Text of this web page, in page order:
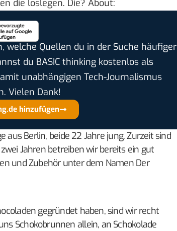
die loslegen. Die? About:
welche Quellen du in der Suche häufiger
du BASIC thinking kostenlos als
unabhängigen Tech-Journalismus
Vielen Dank!
hinzufügen
aus Berlin, beide 22 Jahre jung. Zurzeit sind
Jahren betreiben wir bereits ein gut
und Zubehör unter dem Namen Der
gegründet haben, sind wir recht
Schokobrunnen allein, an Schokolade